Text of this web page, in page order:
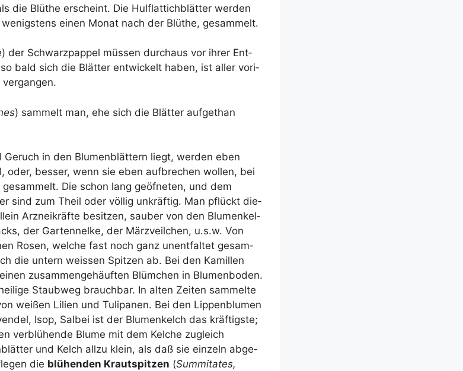
die Blü­t­he erscheint. Die Hul­flat­tich­blät­ter wer­den
einen Monat nach der Blü­t­he, gesammelt.
) der Schwarz­pap­pel müs­sen durch­aus vor ihrer Ent­
bald sich die Blät­ter ent­wi­ckelt haben, ist aller vori­
) sam­melt man, ehe sich die Blät­ter auf­gethan
Geruch in den Blu­men­blät­tern liegt, wer­den eben
oder, bes­ser, wenn sie eben auf­bre­chen wol­len, bei
Die schon lang geöf­ne­ten, und dem
sind zum Theil oder völ­lig unkräf­tig. Man pflückt die­
Arz­nei­kräf­te besit­zen, sau­ber von den Blu­men­kel­
der Gar­ten­nel­ke, der März­veil­chen, u.s.w. Von
Rosen, wel­che fast noch ganz unent­fal­tet gesam­
die untern weis­sen Spit­zen ab. Bei den Kamil­len
zusam­men­ge­häuf­ten Blüm­chen in Blu­men­bo­den.
Staub­weg brauch­bar. In alten Zei­ten sam­mel­te
wei­ßen Lili­en und Tuli­panen. Bei den Lip­pen­blu­men
Isop, Sal­bei ist der Blu­men­kelch das kräf­tigs­te;
ver­blü­hen­de Blu­me mit dem Kel­che zugleich
und Kelch all­zu klein, als daß sie ein­zeln abge­
die blü­hen­den Kraut­spit­zen (Sum­mi­ta­tes,